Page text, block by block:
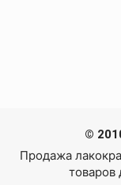
©
Продажа
товаров